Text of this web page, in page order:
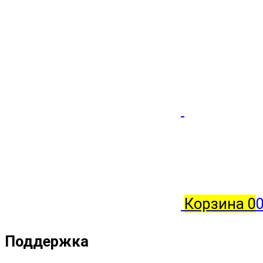
Корзина 0
Поддержка